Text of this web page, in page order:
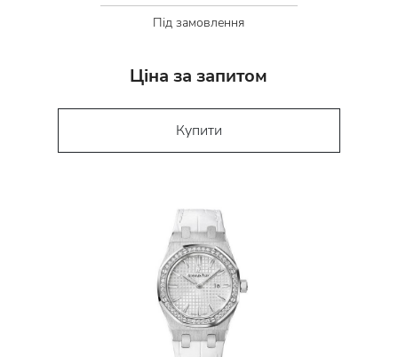
Під замовлення
Ціна за запитом
Купити